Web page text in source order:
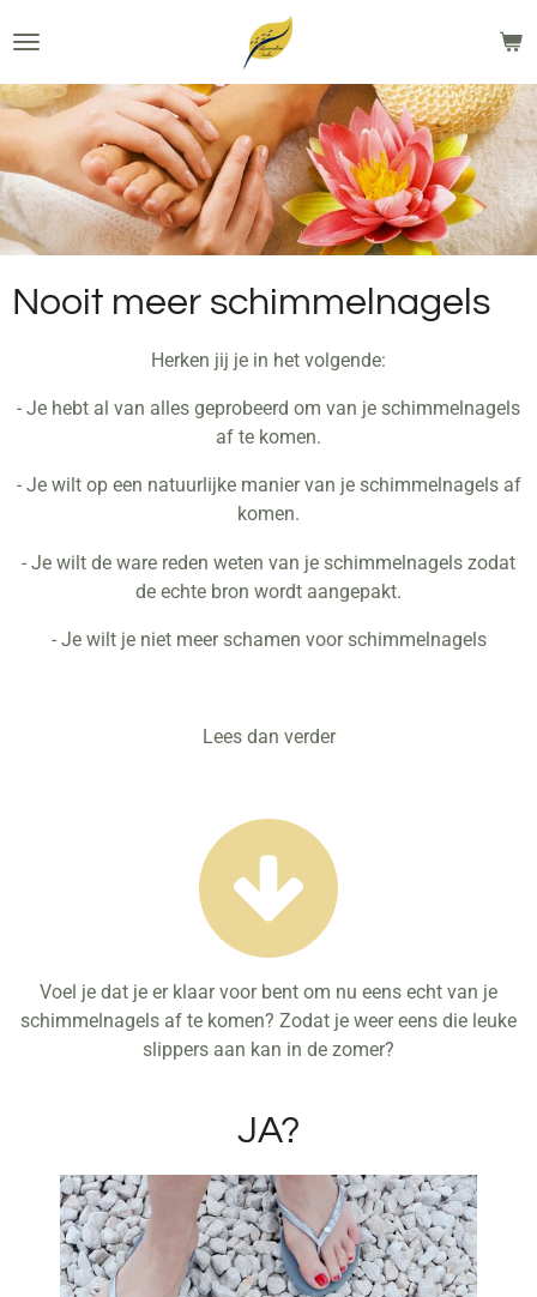
direct
naar
de
hoofdinhoud
Nooit meer schimmelnagels
Herken jij je in het volgende:
- Je hebt al van alles geprobeerd om van je schimmelnagels
af te komen.
- Je wilt op een natuurlijke manier van je schimmelnagels af
komen.
- Je wilt de ware reden weten van je schimmelnagels zodat
de echte bron wordt aangepakt.
- Je wilt je niet meer schamen voor schimmelnagels
Lees dan verder
Voel je dat je er klaar voor bent om nu eens echt van je
schimmelnagels af te komen? Zodat je weer eens die leuke
slippers aan kan in de zomer?
JA?